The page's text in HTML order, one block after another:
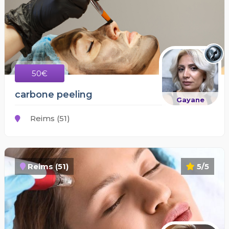
50€
Gayane
carbone peeling
Reims (51)
5/5
Reims (51)